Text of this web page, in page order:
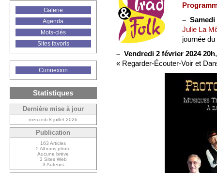
– Samedi
Julie La
journée
– Vendredi 2 février 2024 20h
« Regarder-Écouter-Voir et
Galerie
Agenda
Mots-clés
Sites favoris
Connexion
Statistiques
Dernière mise à jour
mercredi 8 juillet 2026
Publication
163 Articles
5 Albums photo
Aucune brève
3 Sites Web
3 Auteurs